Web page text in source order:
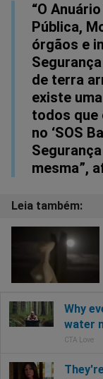
“O
Pública,
órgãos e
de terra
existe
todos que
no ‘SOS
mesma”,